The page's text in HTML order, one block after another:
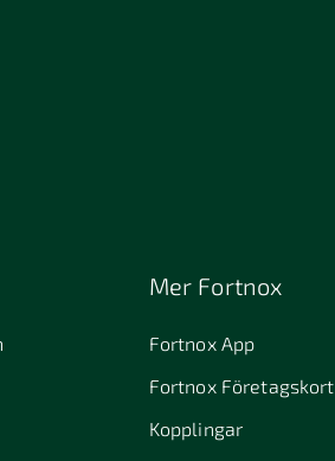
Mer Fortnox
Fortnox App
Fortnox Företagskort
Kopplingar